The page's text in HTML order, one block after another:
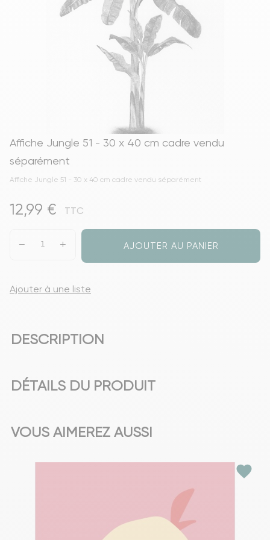
Affiche Jungle 51 - 30 x 40 cm cadre vendu
séparément
Affiche Jungle 51 - 30 x 40 cm cadre vendu séparément
12,99 € TTC
AJOUTER AU PANIER
Ajouter à une liste
DESCRIPTION
DÉTAILS DU PRODUIT
VOUS AIMEREZ AUSSI
favorite